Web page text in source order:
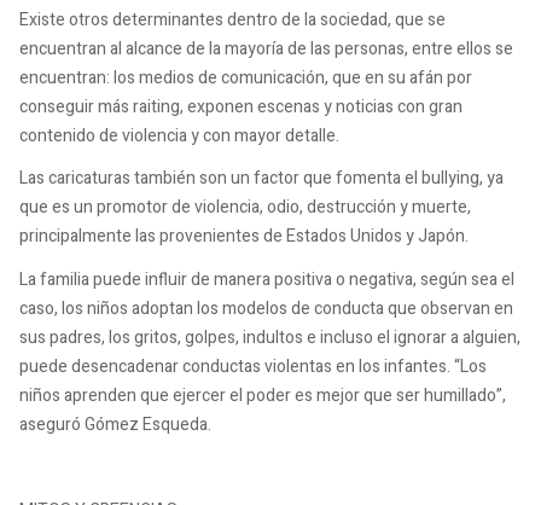
Existe otros determinantes dentro de la sociedad, que se
encuentran al alcance de la mayoría de las personas, entre ellos se
encuentran: los medios de comunicación, que en su afán por
conseguir más raiting, exponen escenas y noticias con gran
contenido de violencia y con mayor detalle.
Las caricaturas también son un factor que fomenta el bullying, ya
que es un promotor de violencia, odio, destrucción y muerte,
principalmente las provenientes de Estados Unidos y Japón.
La familia puede influir de manera positiva o negativa, según sea el
caso, los niños adoptan los modelos de conducta que observan en
sus padres, los gritos, golpes, indultos e incluso el ignorar a alguien,
puede desencadenar conductas violentas en los infantes. “Los
niños aprenden que ejercer el poder es mejor que ser humillado”,
aseguró Gómez Esqueda.